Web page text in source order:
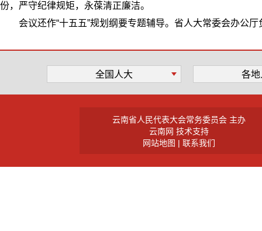
份，严守纪律规矩，永葆清正廉洁。
会议还作“十五五”规划纲要专题辅导。省人大常委会办公
全国人大 各
云南省人民代表大会常务委员会 主办
云南网 技术支持
网站地图 | 联系我们